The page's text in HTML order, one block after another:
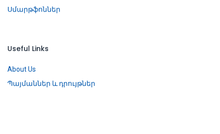
Սմարթֆոններ
Useful Links
About Us
Պայմաններ և դրույթներ